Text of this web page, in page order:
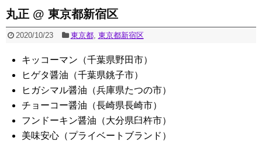
丸正 @ 東京都新宿区
2020/10/23 東京都, 東京都新宿区
キッコーマン（千葉県野田市）
ヒゲタ醤油（千葉県銚子市）
ヒガシマル醤油（兵庫県たつの市）
チョーコー醤油（長崎県長崎市）
フンドーキン醤油（大分県臼杵市）
美味安心（プライベートブランド）